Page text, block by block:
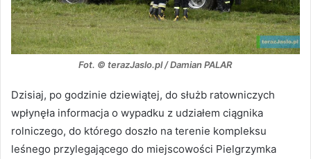
Fot. © terazJaslo.pl / Damian PALAR
Dzisiaj, po godzinie dziewiątej, do służb ratowniczych
wpłynęła informacja o wypadku z udziałem ciągnika
rolniczego, do którego doszło na terenie kompleksu
leśnego przylegającego do miejscowości Pielgrzymka